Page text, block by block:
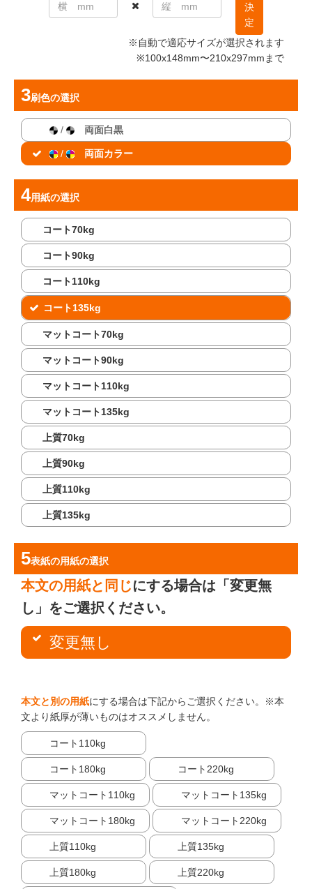
決
定
※自動で適応サイズが選択されます
※100x148mm〜210x297mmまで
刷色の選択
/ 両面白黒
/ 両面カラー
用紙の選択
コート70kg
コート90kg
コート110kg
コート135kg
マットコート70kg
マットコート90kg
マットコート110kg
マットコート135kg
上質70kg
上質90kg
上質110kg
上質135kg
表紙の用紙の選択
本文の用紙と同じにする場合は「変更無
し」をご選択ください。
変更無し
本文と別の用紙にする場合は下記からご選択ください。※本
文より紙厚が薄いものはオススメしません。
コート110kg
コート180kg コート220kg
マットコート110kg マットコート135kg
マットコート180kg マットコート220kg
上質110kg 上質135kg
上質180kg 上質220kg